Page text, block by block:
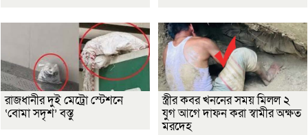
রাজধানীর দুই মেট্রো স্টেশনে
‘বোমা সদৃশ’ বস্তু
স্ত্রীর কবর খননের সময় মিলল ২
যুগ আগে দাফন করা স্বামীর অক্ষত
মরদেহ